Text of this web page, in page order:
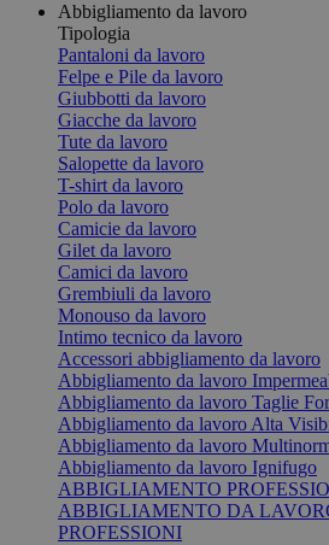
Abbigliamento da lavoro
Tipologia
Pantaloni da lavoro
Felpe e Pile da lavoro
Giubbotti da lavoro
Giacche da lavoro
Tute da lavoro
Salopette da lavoro
T-shirt da lavoro
Polo da lavoro
Camicie da lavoro
Gilet da lavoro
Camici da lavoro
Grembiuli da lavoro
Monouso da lavoro
Intimo tecnico da lavoro
Accessori abbigliamento da lavoro
Abbigliamento da lavoro
Abbigliamento da lavoro Taglie
Abbigliamento da lavoro Alta
Abbigliamento da lavoro
Abbigliamento da lavoro Ignifugo
ABBIGLIAMENTO
ABBIGLIAMENTO DA
PROFESSIONI